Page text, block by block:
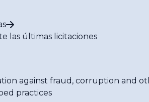
las últimas licitaciones
against fraud, corruption and
practices